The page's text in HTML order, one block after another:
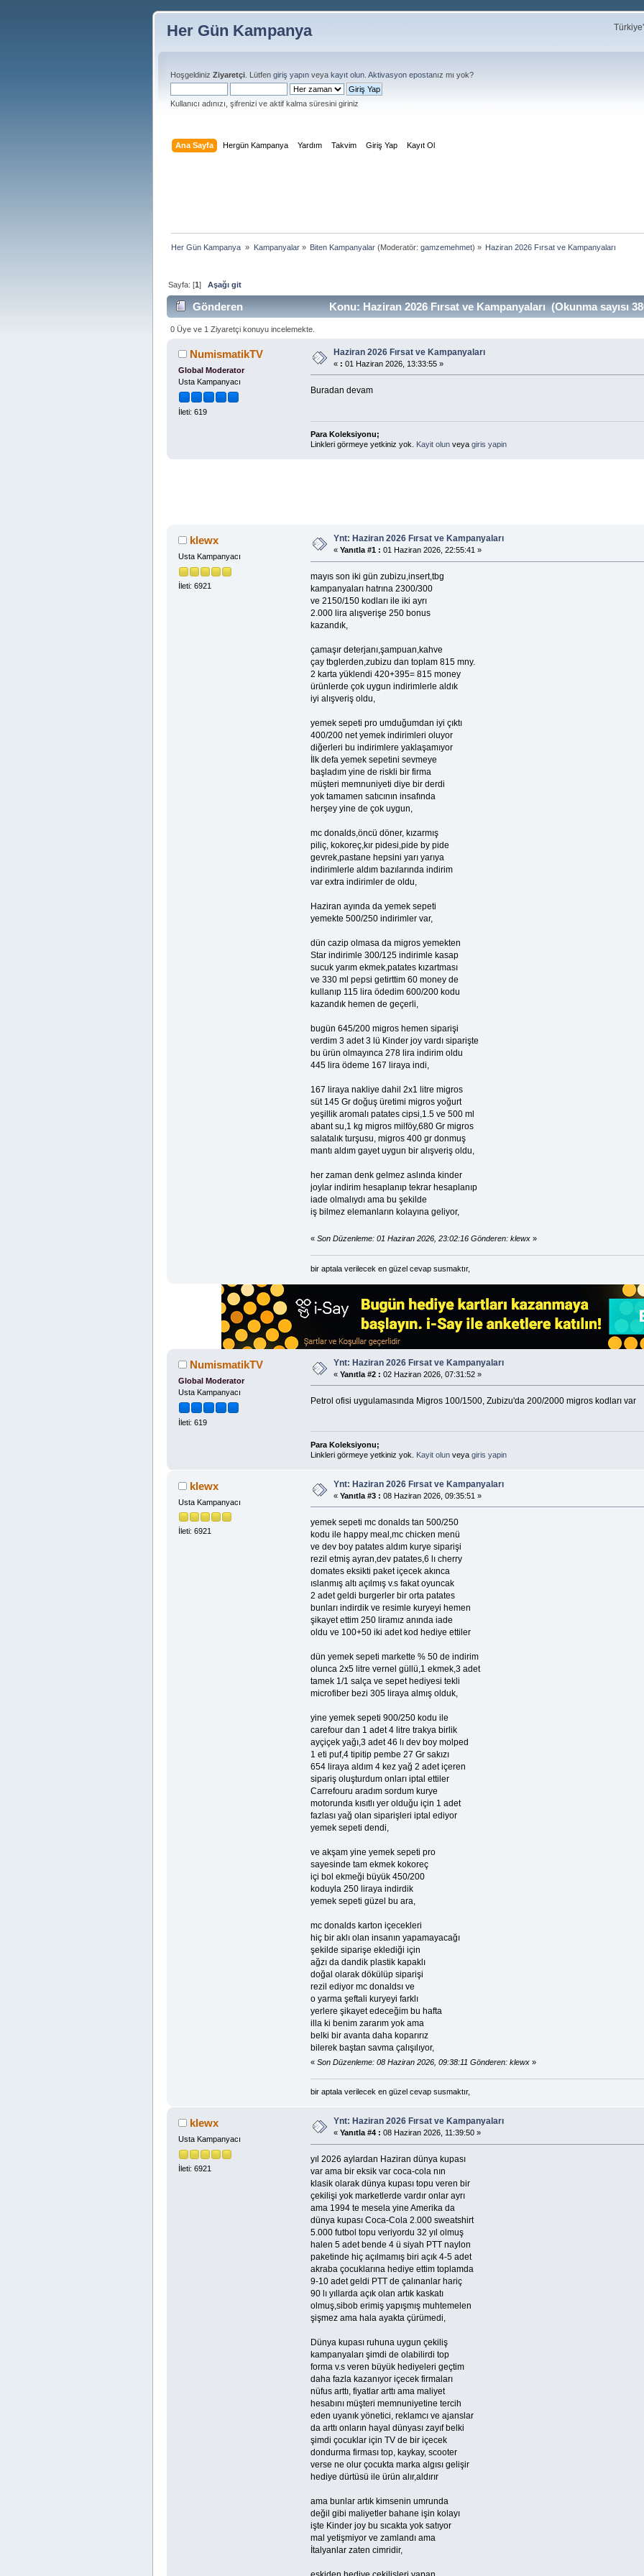
Her Gün Kampanya
Hoşgeldiniz Ziyaretçi . Lütfen giriş yapın veya kayıt olun Aktivasyon epostanız mı yok?
Kullanıcı adınızı, şifrenizi ve aktif kalma süresini giriniz
Ana Sayfa Hergün Kampanya Yardım Takvim Giriş Yap Kayıt Ol
Her Gün Kampanya » Kampanyalar» Biten Kampanyalar(Moderatör: gamzemehmet) » Haziran 2026 Fırsat ve Kampanyaları
Sayfa: [1]Aşağı git
Gönderen Konu: Haziran 2026 Fırsat ve Kampanyaları (Okunma sayısı
0 Üye ve 1 Ziyaretçi konuyu incelemekte.
NumismatikTV
Global Moderator
Usta Kampanyacı
İleti: 619
Haziran 2026 Fırsat ve Kampanyaları
« : 01 Haziran 2026, 13:33:55 »
Buradan devam
Para Koleksiyonu;
Linkleri görmeye yetkiniz yok.
Kayit olunveya giris yapin
klewx
Usta Kampanyacı
İleti: 6921
Ynt: Haziran 2026 Fırsat ve Kampanyaları
« Yanıtla #1 : 01 Haziran 2026, 22:55:41 »
mayıs son iki gün zubizu,insert,tbg
kampanyaları hatrına 2300/300
ve 2150/150 kodları ile iki ayrı
2.000 lira alışverişe 250 bonus
kazandık,
çamaşır deterjanı,şampuan,kahve
çay tbglerden,zubizu dan toplam 815 mny.
2 karta yüklendi 420+395= 815 money
ürünlerde çok uygun indirimlerle aldık
iyi alışveriş oldu,
yemek sepeti pro umduğumdan iyi çıktı
400/200 net yemek indirimleri oluyor
diğerleri bu indirimlere yaklaşamıyor
İlk defa yemek sepetini sevmeye
başladım yine de riskli bir firma
müşteri memnuniyeti diye bir derdi
yok tamamen satıcının insafında
herşey yine de çok uygun,
mc donalds,öncü döner, kızarmış
piliç, kokoreç,kır pidesi,pide by pide
gevrek,pastane hepsini yarı yarıya
indirimlerle aldım bazılarında indirim
var extra indirimler de oldu,
Haziran ayında da yemek sepeti
yemekte 500/250 indirimler var,
dün cazip olmasa da migros yemekten
Star indirimle 300/125 indirimle kasap
sucuk yarım ekmek,patates kızartması
ve 330 ml pepsi getirttim 60 money de
kullanıp 115 lira ödedim 600/200 kodu
kazandık hemen de geçerli,
bugün 645/200 migros hemen siparişi
verdim 3 adet 3 lü Kinder joy vardı siparişte
bu ürün olmayınca 278 lira indirim oldu
445 lira ödeme 167 liraya indi,
167 liraya nakliye dahil 2x1 litre migros
süt 145 Gr doğuş üretimi migros yoğurt
yeşillik aromalı patates cipsi,1.5 ve 500 ml
abant su,1 kg migros milföy,680 Gr migros
salatalık turşusu, migros 400 gr donmuş
mantı aldım gayet uygun bir alışveriş oldu,
her zaman denk gelmez aslında kinder
joylar indirim hesaplanıp tekrar hesaplanıp
iade olmalıydı ama bu şekilde
iş bilmez elemanların kolayına geliyor,
« Son Düzenleme: 01 Haziran 2026, 23:02:16 Gönderen: klewx»
bir aptala verilecek en güzel cevap susmaktır,
NumismatikTV
Global Moderator
Usta Kampanyacı
İleti: 619
Ynt: Haziran 2026 Fırsat ve Kampanyaları
« Yanıtla #2 : 02 Haziran 2026, 07:31:52 »
Petrol ofisi uygulamasında Migros 100/1500, Zubizu'da 200/2000 migros kodları var
Para Koleksiyonu;
Linkleri görmeye yetkiniz yok.
Kayit olunveya giris yapin
klewx
Usta Kampanyacı
İleti: 6921
Ynt: Haziran 2026 Fırsat ve Kampanyaları
« Yanıtla #3 : 08 Haziran 2026, 09:35:51 »
yemek sepeti mc donalds tan 500/250
kodu ile happy meal,mc chicken menü
ve dev boy patates aldım kurye siparişi
rezil etmiş ayran,dev patates,6 lı cherry
domates eksikti paket içecek akınca
ıslanmış altı açılmış v.s fakat oyuncak
2 adet geldi burgerler bir orta patates
bunları indirdik ve resimle kuryeyi hemen
şikayet ettim 250 liramız anında iade
oldu ve 100+50 iki adet kod hediye ettiler
dün yemek sepeti markette % 50 de indirim
olunca 2x5 litre vernel güllü,1 ekmek,3 adet
tamek 1/1 salça ve sepet hediyesi tekli
microfiber bezi 305 liraya almış olduk,
yine yemek sepeti 900/250 kodu ile
carefour dan 1 adet 4 litre trakya birlik
ayçiçek yağı,3 adet 46 lı dev boy molped
1 eti puf,4 tipitip pembe 27 Gr sakızı
654 liraya aldım 4 kez yağ 2 adet içeren
sipariş oluşturdum onları iptal ettiler
Carrefouru aradım sordum kurye
motorunda kısıtlı yer olduğu için 1 adet
fazlası yağ olan siparişleri iptal ediyor
yemek sepeti dendi,
ve akşam yine yemek sepeti pro
sayesinde tam ekmek kokoreç
içi bol ekmeği büyük 450/200
koduyla 250 liraya indirdik
yemek sepeti güzel bu ara,
mc donalds karton içecekleri
hiç bir aklı olan insanın yapamayacağı
şekilde siparişe eklediği için
ağzı da dandik plastik kapaklı
doğal olarak dökülüp siparişi
rezil ediyor mc donaldsı ve
o yarma şeftali kuryeyi farklı
yerlere şikayet edeceğim bu hafta
illa ki benim zararım yok ama
belki bir avanta daha koparırız
bilerek baştan savma çalışılıyor,
« Son Düzenleme: 08 Haziran 2026, 09:38:11 Gönderen: klewx»
bir aptala verilecek en güzel cevap susmaktır,
klewx
Usta Kampanyacı
İleti: 6921
Ynt: Haziran 2026 Fırsat ve Kampanyaları
« Yanıtla #4 : 08 Haziran 2026, 11:39:50 »
yıl 2026 aylardan Haziran dünya kupası
var ama bir eksik var coca-cola nın
klasik olarak dünya kupası topu veren bir
çekilişi yok marketlerde vardır onlar ayrı
ama 1994 te mesela yine Amerika da
dünya kupası Coca-Cola 2.000 sweatshirt
5.000 futbol topu veriyordu 32 yıl olmuş
halen 5 adet bende 4 ü siyah PTT naylon
paketinde hiç açılmamış biri açık 4-5 adet
akraba çocuklarına hediye ettim toplamda
9-10 adet geldi PTT de çalınanlar hariç
90 lı yıllarda açık olan artık kaskatı
olmuş,sibob erimiş yapışmış muhtemelen
şişmez ama hala ayakta çürümedi,
Dünya kupası ruhuna uygun çekiliş
kampanyaları şimdi de olabilirdi top
forma v.s veren büyük hediyeleri geçtim
daha fazla kazanıyor içecek firmaları
nüfus arttı, fiyatlar arttı ama maliyet
hesabını müşteri memnuniyetine tercih
eden uyanık yönetici, reklamcı ve ajanslar
da arttı onların hayal dünyası zayıf belki
şimdi çocuklar için TV de bir içecek
dondurma firması top, kaykay, scooter
verse ne olur çocukta marka algısı gelişir
hediye dürtüsü ile ürün alır,aldırır
ama bunlar artık kimsenin umrunda
değil gibi maliyetler bahane işin kolayı
işte Kinder joy bu sıcakta yok satıyor
mal yetişmiyor ve zamlandı ama
İtalyanlar zaten cimridir,